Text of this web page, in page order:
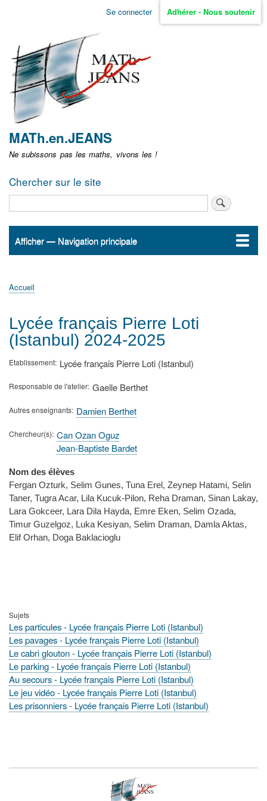
Aller
non
identifié
Se connecter Adhérer - Nous soutenir
MATh.en.JEANS
Ne subissons pas les maths, vivons les !
Chercher sur le site
Navigation
Afficher — Navigation principale
Accueil
ActualitésMATh.en.JEANS ?
Régions et Ateliers
Créer, gérer un atelier
Sujets/Publications
Congrès
d'Ariane
Accueil
Lycée français Pierre Loti
(Istanbul) 2024-2025
Etablissement Lycée français Pierre Loti (Istanbul)
Responsable de l'atelier Gaelle Berthet
Autres enseignants Damien Berthet
Chercheur(s) Can Ozan Oguz
Jean-Baptiste Bardet
Nom des élèves
Fergan Ozturk, Selim Gunes, Tuna Erel, Zeynep Hatami, Selin
Taner, Tugra Acar, Lila Kucuk-Pilon, Reha Draman, Sinan Lakay,
Lara Gokceer, Lara Dila Hayda, Emre Eken, Selim Ozada,
Timur Guzelgoz, Luka Kesiyan, Selim Draman, Damla Aktas,
Elif Orhan, Doga Baklacioglu
Sujets
Les particules - Lycée français Pierre Loti (Istanbul)
Les pavages - Lycée français Pierre Loti (Istanbul)
Le cabri glouton - Lycée français Pierre Loti (Istanbul)
Le parking - Lycée français Pierre Loti (Istanbul)
Au secours - Lycée français Pierre Loti (Istanbul)
Le jeu vidéo - Lycée français Pierre Loti (Istanbul)
Les prisonniers - Lycée français Pierre Loti (Istanbul)